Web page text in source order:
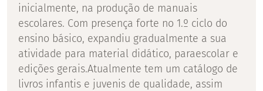
inicialmente, na produção de manuais
escolares. Com presença forte no 1.º ciclo do
ensino básico, expandiu gradualmente a sua
atividade para material didático, paraescolar e
edições gerais.Atualmente tem um catálogo de
livros infantis e juvenis de qualidade, assim